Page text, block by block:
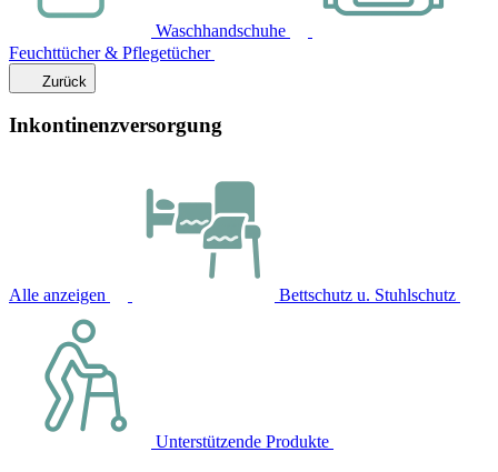
Waschhandschuhe
Feuchttücher & Pflegetücher
Zurück
Inkontinenzversorgung
Alle anzeigen Bettschutz u. Stuhlschutz
Unterstützende Produkte